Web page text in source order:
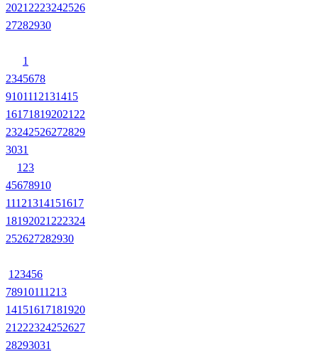
2021 2223242526
27282930
1
2345678
9101112131415
161718192021 22
23242526272829
3031
1 23
45678910
11121314151617
18192021 222324
252627282930
1 23456
78910111213
14151617181920
21 222324252627
28293031